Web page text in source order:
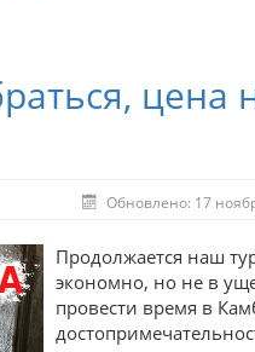
цена
Обновлено: 17
Продолжается наш
экономно, но не в
провести время в